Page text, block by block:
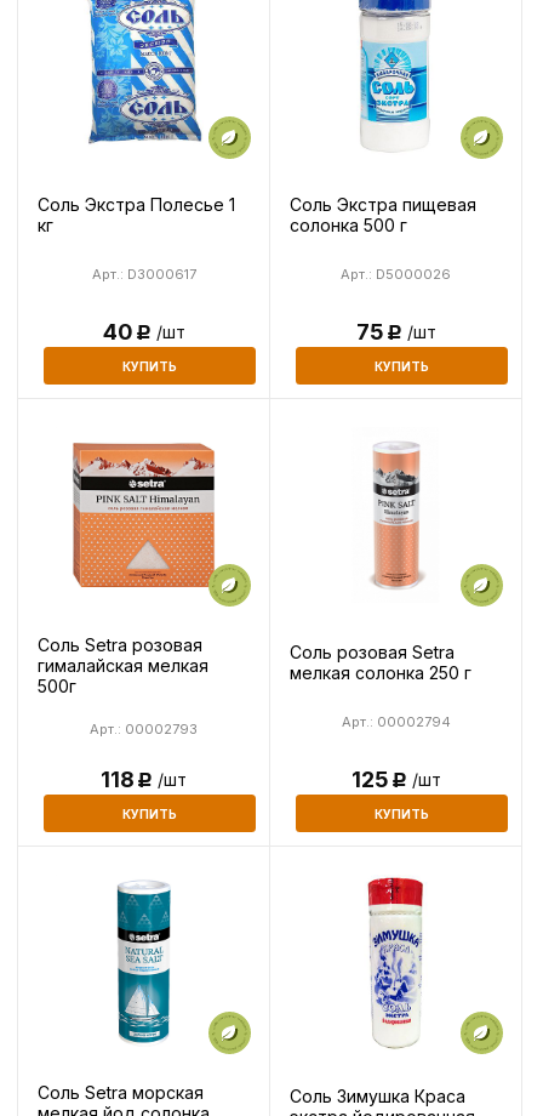
Соль Экстра Полесье 1
кг
Арт.: D3000617
40Р /шт
КУПИТЬ
Соль Экстра пищевая
солонка 500 г
Арт.: D5000026
75Р /шт
КУПИТЬ
Соль Setra розовая
гималайская мелкая
500г
Арт.: 00002793
118Р /шт
КУПИТЬ
Соль розовая Setra
мелкая солонка 250 г
Арт.: 00002794
125Р /шт
КУПИТЬ
Соль Setra морская
Соль Зимушка Краса